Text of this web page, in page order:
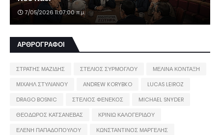
7/05/2026 11:07:00 π.μ.
ΑΡΘΡΟΓΡΑΦΟΙ
ΣΤΡΑΤΗΣ ΜΑΖΙΔΗΣ ΣΤΕΛΙΟΣ ΣΥΡΜΟΓΛΟΥ
ΜΕΛΙΝΑ ΚΟΝΤΑΞΗ
ΜΙΧΑΗΛ ΣΤΥΛΙΑΝΟΥ
ANDREW KORYBKO
LUCAS LEIROZ
DRAGO BOSNIC
ΣΤΕΛΙΟΣ ΦΕΝΕΚΟΣ
MICHAEL SNYDER
ΘΕΟΔΩΡΟΣ ΚΑΤΣΑΝΕΒΑΣ
ΚΡΙΝΙΩ ΚΑΛΟΓΕΡΙΔΟΥ
ΕΛΕΝΗ ΠΑΠΑΔΟΠΟΥΛΟΥ
ΚΩΝΣΤΑΝΤΙΝΟΣ ΜΑΡΓΕΛΗΣ